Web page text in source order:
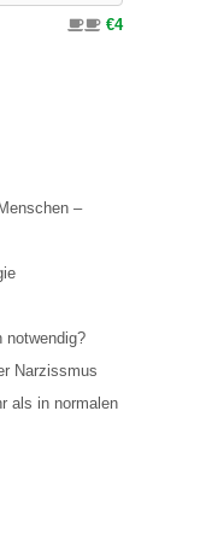
€4
–
notwendig?
Narzissmus
als in normalen